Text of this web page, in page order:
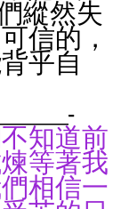
縱然失
信的，
乎自
知道前
等著我
相信一